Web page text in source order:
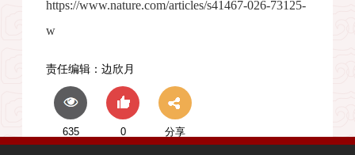
https://www.nature.com/articles/s41467-026-73125-
w
责任编辑： 边欣月
635 0 分享